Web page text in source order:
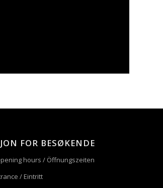
FOR BESØKENDE
hours / Öffnungszeiten
/ Eintritt